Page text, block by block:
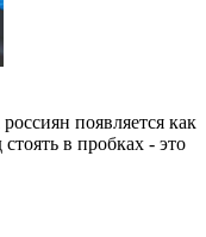
появляется как
в пробках - это